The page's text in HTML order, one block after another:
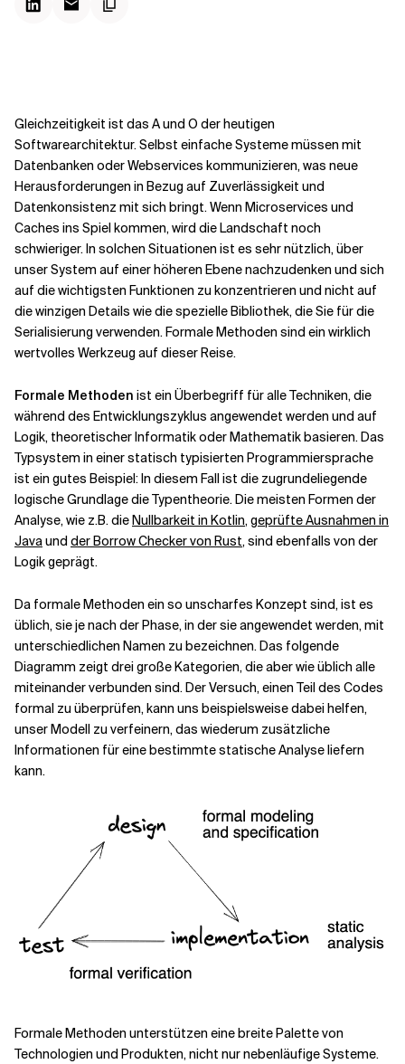
Verwandte Themen
Gleichzeitigkeit ist das A und O der heutigen
Softwarearchitektur. Selbst einfache Systeme müssen mit
Datenbanken oder Webservices kommunizieren, was neue
Herausforderungen in Bezug auf Zuverlässigkeit und
Datenkonsistenz mit sich bringt. Wenn Microservices und
Caches ins Spiel kommen, wird die Landschaft noch
schwieriger. In solchen Situationen ist es sehr nützlich, über
unser System auf einer höheren Ebene nachzudenken und sich
auf die wichtigsten Funktionen zu konzentrieren und nicht auf
die winzigen Details wie die spezielle Bibliothek, die Sie für die
Serialisierung verwenden. Formale Methoden sind ein wirklich
wertvolles Werkzeug auf dieser Reise.
Formale Methoden ist ein Überbegriff für alle Techniken, die
während des Entwicklungszyklus angewendet werden und auf
Logik, theoretischer Informatik oder Mathematik basieren. Das
Typsystem in einer statisch typisierten Programmiersprache
ist ein gutes Beispiel: In diesem Fall ist die zugrundeliegende
logische Grundlage dieTypentheorie. Die meisten Formen der
Analyse, wie z.B. dieNullbarkeit in Kotlin,geprüfte Ausnahmen in
Javaund der Borrow Checker von Rust, sind ebenfalls von der
Logik geprägt.
Da formale Methoden ein so unscharfes Konzept sind, ist es
üblich, sie je nach der Phase, in der sie angewendet werden, mit
unterschiedlichen Namen zu bezeichnen. Das folgende
Diagramm zeigt drei große Kategorien, die aber wie üblich alle
miteinander verbunden sind. Der Versuch, einen Teil des Codes
formal zu überprüfen, kann uns beispielsweise dabei helfen,
unser Modell zu verfeinern, das wiederum zusätzliche
Informationen für eine bestimmte statische Analyse liefern
kann.
Formale Methoden unterstützen eine breite Palette von
Technologien und Produkten, nicht nur nebenläufige Systeme.